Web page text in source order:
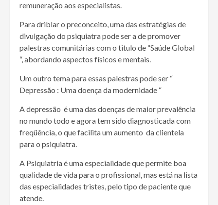
remuneração aos especialistas.
Para driblar o preconceito, uma das estratégias de
divulgação do psiquiatra pode ser a de promover
palestras comunitárias com o titulo de “Saúde Global
“, abordando aspectos físicos e mentais.
Um outro tema para essas palestras pode ser “
Depressão : Uma doença da modernidade “
A depressão é uma das doenças de maior prevalência
no mundo todo e agora tem sido diagnosticada com
freqüência, o que facilita um aumento da clientela
para o psiquiatra.
A Psiquiatria é uma especialidade que permite boa
qualidade de vida para o profissional, mas está na lista
das especialidades tristes, pelo tipo de paciente que
atende.